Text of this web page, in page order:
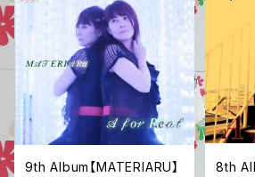
9th Album【MATERIARU】
8th